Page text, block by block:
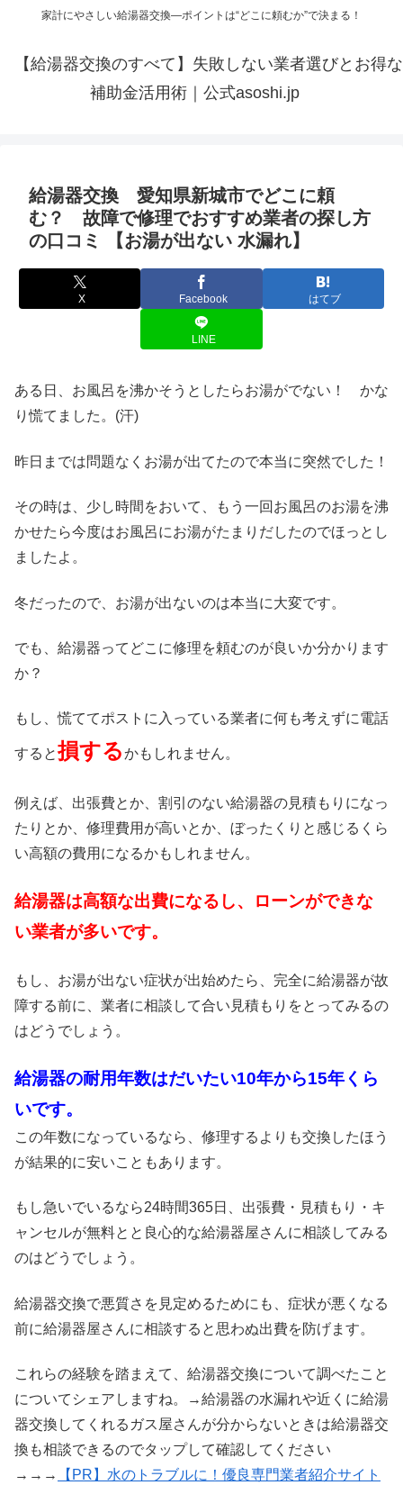
家計にやさしい給湯器交換—ポイントは“どこに頼むか”で決まる！
【給湯器交換のすべて】失敗しない業者選びとお得な
補助金活用術｜公式asoshi.jp
給湯器交換 愛知県新城市でどこに頼
む？ 故障で修理でおすすめ業者の探し方
の口コミ 【お湯が出ない 水漏れ】
X Facebook はてブ
LINE
ある日、お風呂を沸かそうとしたらお湯がでない！ かな
り慌てました。(汗)
昨日までは問題なくお湯が出てたので本当に突然でした！
その時は、少し時間をおいて、もう一回お風呂のお湯を沸
かせたら今度はお風呂にお湯がたまりだしたのでほっとし
ましたよ。
冬だったので、お湯が出ないのは本当に大変です。
でも、給湯器ってどこに修理を頼むのが良いか分かります
か？
もし、慌ててポストに入っている業者に何も考えずに電話
すると損するかもしれません。
例えば、出張費とか、割引のない給湯器の見積もりになっ
たりとか、修理費用が高いとか、ぼったくりと感じるくら
い高額の費用になるかもしれません。
給湯器は高額な出費になるし、ローンができな
い業者が多いです。
もし、お湯が出ない症状が出始めたら、完全に給湯器が故
障する前に、業者に相談して合い見積もりをとってみるの
はどうでしょう。
給湯器の耐用年数はだいたい10年から15年くら
いです。
この年数になっているなら、修理するよりも交換したほう
が結果的に安いこともあります。
もし急いでいるなら24時間365日、出張費・見積もり・キ
ャンセルが無料とと良心的な給湯器屋さんに相談してみる
のはどうでしょう。
給湯器交換で悪質さを見定めるためにも、症状が悪くなる
前に給湯器屋さんに相談すると思わぬ出費を防げます。
これらの経験を踏まえて、給湯器交換について調べたこと
についてシェアしますね。→給湯器の水漏れや近くに給湯
器交換してくれるガス屋さんが分からないときは給湯器交
換も相談できるのでタップして確認してください
→→→
【PR】水のトラブルに！優良専門業者紹介サイト